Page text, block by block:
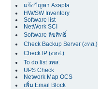
แจ้งปัญหา Axapta
HW/SW Inventory
Software list
NetWork SCI
Software ลิขสิทธิ์
Check Backup Server (งทส.)
Check IP (งทส.)
To do list งทส.
UPS Check
Network Map OCS
เพิ่ม Email Block